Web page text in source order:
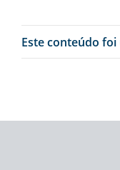
Este conteúdo foi